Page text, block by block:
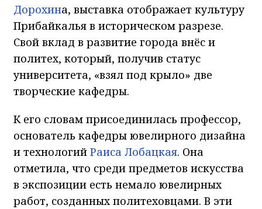
Дорохина, выставка отображает культуру
Прибайкалья в историческом разрезе.
Свой вклад в развитие города внёс и
политех, который, получив статус
университета, «взял под крыло» две
творческие кафедры.
К его словам присоединилась профессор,
основатель кафедры ювелирного дизайна
и технологий Раиса Лобацкая. Она
отметила, что среди предметов искусства
в экспозиции есть немало ювелирных
работ, созданных политеховцами. В эти